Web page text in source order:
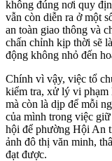
không đúng nơi quy
vẫn còn diễn ra ở một
an toàn giao thông và
chấn chỉnh kịp thời sẽ
động không nhỏ đến
Chính vì vậy, việc tổ
kiểm tra, xử lý vi phạm
mà còn là dịp để mỗi
của mình trong việc
hội để phường Hội An
ảnh đô thị văn minh,
đạt được.